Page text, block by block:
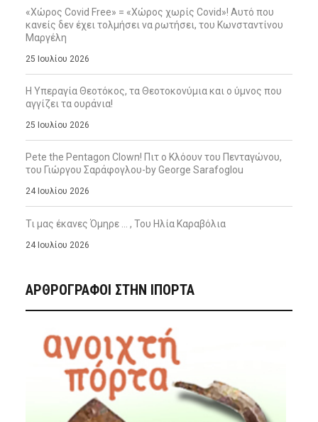
«Χώρος Covid Free» = «Χώρος χωρίς Covid»! Αυτό που
κανείς δεν έχει τολμήσει να ρωτήσει, του Κωνσταντίνου
Μαργέλη
25 Ιουλίου 2026
Η Υπεραγία Θεοτόκος, τα Θεοτοκονύμια και ο ύμνος που
αγγίζει τα ουράνια!
25 Ιουλίου 2026
Pete the Pentagon Clown! Πιτ ο Κλόουν του Πενταγώνου,
του Γιώργου Σαράφογλου-by George Sarafoglou
24 Ιουλίου 2026
Τι μας έκανες Όμηρε … , Του Ηλία Καραβόλια
24 Ιουλίου 2026
ΑΡΘΡΟΓΡΑΦΟΙ ΣΤΗΝ IΠΟΡΤΑ